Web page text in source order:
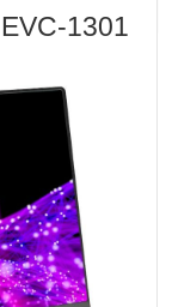
1301